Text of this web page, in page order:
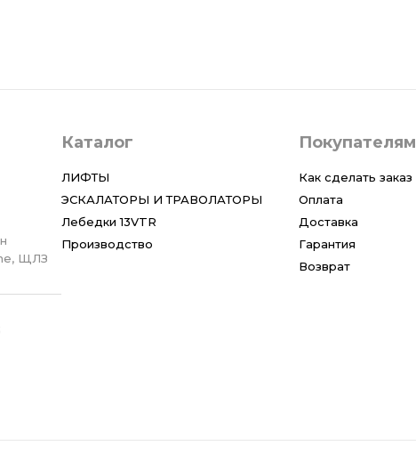
ЩЛЗ
Каталог
ЛИФТЫ
ЭСКАЛАТОРЫ И ТРАВОЛАТОРЫ
Лебедки 13VTR
Производство
Покупателям
Как сделать заказ
Оплата
Доставка
Гарантия
Возврат